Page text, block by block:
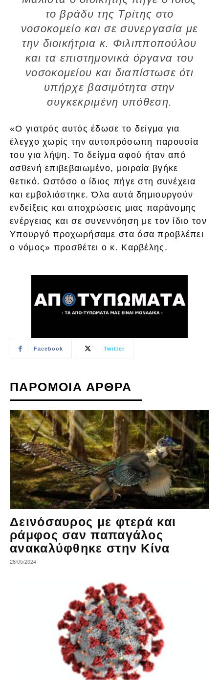
το βράδυ της Τρίτης στο
νοσοκομείο και σε συνεργασία με
την διοικήτρια κ. Φιλιπποπούλου
και τα επιστημονικά όργανα του
νοσοκομείου και διαπίστωσε ότι
υπήρχε βασιμότητα στην
συγκεκριμένη υπόθεση.
«Ο γιατρός αυτός έδωσε το δείγμα για
έλεγχο χωρίς την αυτοπρόσωπη παρουσία
του για λήψη. Το δείγμα αφού ήταν από
ασθενή επιβεβαιωμένο, μοιραία βγήκε
θετικό. Ωστόσο ο ίδιος πήγε στη συνέχεια
και εμβολιάστηκε. Όλα αυτά δημιουργούν
ενδείξεις και αποχρώσεις μιας παράνομης
ενέργειας και σε συνεννόηση με τον ίδιο τον
Υπουργό προχωρήσαμε στα όσα προβλέπει
ο νόμος» προσθέτει ο κ. Καρβέλης.
Facebook Twitter
ΠΑΡΟΜΟΙΑ ΑΡΘΡΑ
Δεινόσαυρος με φτερά και
ράμφος σαν παπαγάλος
ανακαλύφθηκε στην Κίνα
28/05/2024